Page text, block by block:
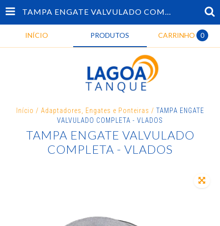
TAMPA ENGATE VALVULADO COMPLETA - VLADOS
INÍCIO PRODUTOS CARRINHO 0
Início / Adaptadores, Engates e Ponteiras / TAMPA ENGATE
VALVULADO COMPLETA - VLADOS
TAMPA ENGATE VALVULADO
COMPLETA - VLADOS